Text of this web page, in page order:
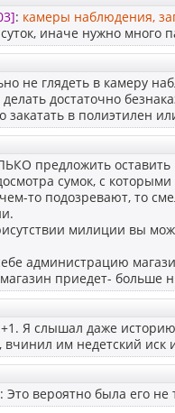
: камеры наблюдения,
иначе нужно много
не глядеть в камеру
достаточно
закатать в полиэтилен
предложить
сумок, с
то подозревают, то
милиции вы
администрацию
приедет- больше
Я слышал даже
вчинил им недетский иск
: Это вероятно была его не